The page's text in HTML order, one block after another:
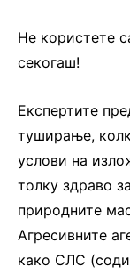
Не користете
секогаш!
Експертите
туширање,
услови на
толку здраво
природните
Агресивните
како СЛС